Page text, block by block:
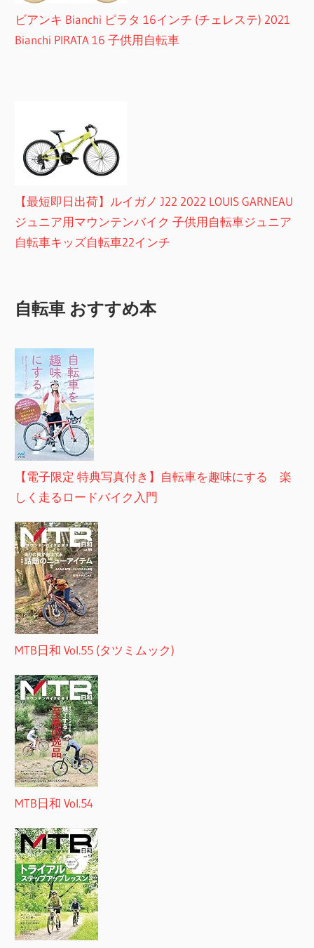
ビアンキ Bianchi ピラタ 16インチ (チェレステ) 2021
Bianchi PIRATA 16 子供用自転車
【最短即日出荷】ルイガノ J22 2022 LOUIS GARNEAU
ジュニア用マウンテンバイク 子供用自転車ジュニア
自転車キッズ自転車22インチ
自転車 おすすめ本
【電子限定 特典写真付き】自転車を趣味にする 楽
しく走るロードバイク入門
MTB日和 Vol.55 (タツミムック)
MTB日和 Vol.54